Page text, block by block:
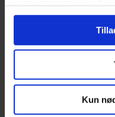
persondatapolitik. Du
tilbage eller ændre
"Cookiedeklaration",
Hvis du tillader det, vil
Indsamle
Kun
landbrug og grunde.
uforpligtende og
og realistiske
bruge lang tid på at
Ejendomsmægler.dk
norske IT-